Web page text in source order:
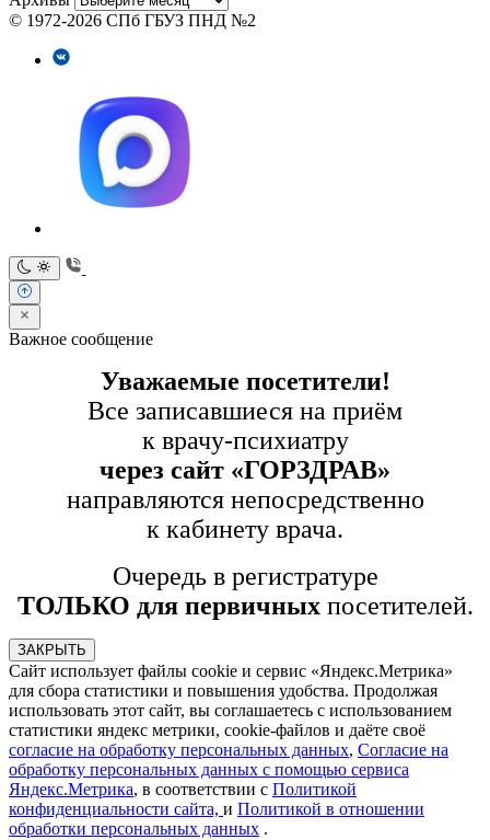
© 1972-2026 СПб ГБУЗ ПНД №2
Важное сообщение
Уважаемые посетители!
Все записавшиеся на приём
к врачу-психиатру
через сайт «ГОРЗДРАВ»
направляются непосредственно
к кабинету врача.
Очередь в регистратуре
ТОЛЬКО для первичныхпосетителей.
ЗАКРЫТЬ
Сайт использует файлы cookie и сервис «Яндекс.Метрика»
для сбора статистики и повышения удобства. Продолжая
использовать этот сайт, вы соглашаетесь с использованием
статистики яндекс метрики, cookie-файлов и даёте своё
согласие на обработку персональных данных, Согласие на
обработку персональных данных с помощью сервиса
Яндекс.Метрика, в соответствии с Политикой
конфиденциальности сайта, и Политикой в отношении
обработки персональных данных .